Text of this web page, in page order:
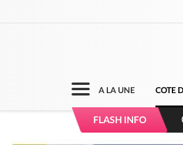
A LA UNE COTE
FLASH INFO